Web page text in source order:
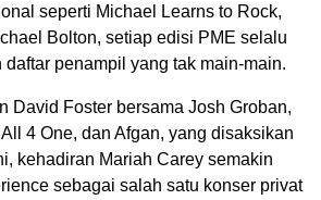
seperti Michael Learns to Rock,
Bolton, setiap edisi PME selalu
penampil yang tak main-main.
David Foster bersama Josh Groban,
All 4 One, dan Afgan, yang disaksikan
kehadiran Mariah Carey semakin
sebagai salah satu konser privat